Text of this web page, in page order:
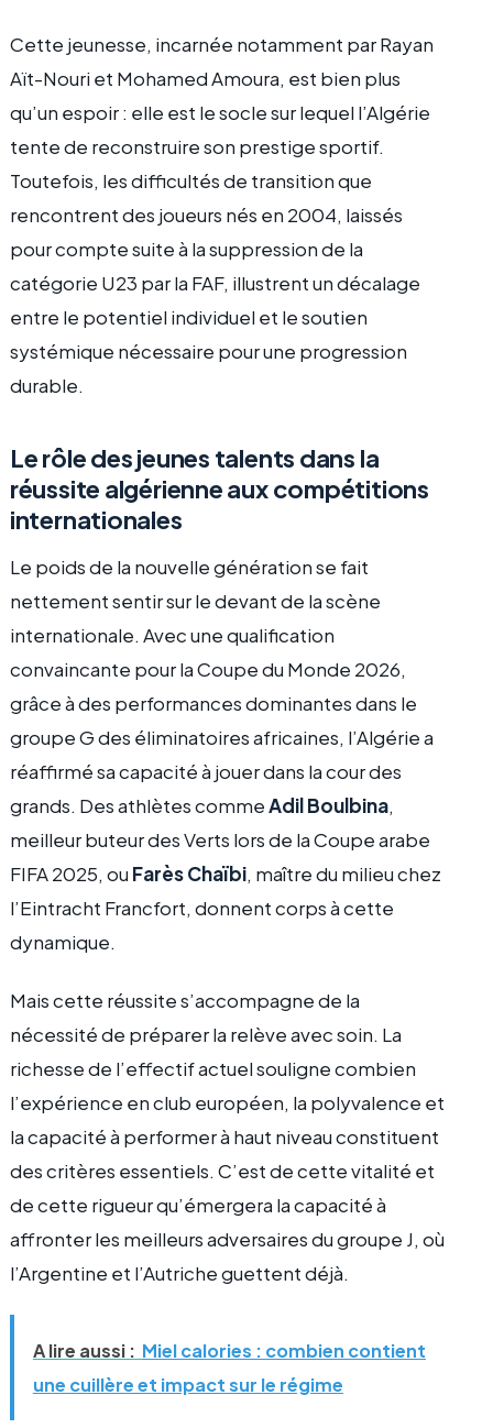
Cette jeunesse, incarnée notamment par Rayan
Aït-Nouri et Mohamed Amoura, est bien plus
qu’un espoir : elle est le socle sur lequel l’Algérie
tente de reconstruire son prestige sportif.
Toutefois, les difficultés de transition que
rencontrent des joueurs nés en 2004, laissés
pour compte suite à la suppression de la
catégorie U23 par la FAF, illustrent un décalage
entre le potentiel individuel et le soutien
systémique nécessaire pour une progression
durable.
Le rôle des jeunes talents dans la
réussite algérienne aux compétitions
internationales
Le poids de la nouvelle génération se fait
nettement sentir sur le devant de la scène
internationale. Avec une qualification
convaincante pour la Coupe du Monde 2026,
grâce à des performances dominantes dans le
groupe G des éliminatoires africaines, l’Algérie a
réaffirmé sa capacité à jouer dans la cour des
grands. Des athlètes commeAdil Boulbina,
meilleur buteur des Verts lors de la Coupe arabe
FIFA 2025, ou Farès Chaïbi, maître du milieu chez
l’Eintracht Francfort, donnent corps à cette
dynamique.
Mais cette réussite s’accompagne de la
nécessité de préparer la relève avec soin. La
richesse de l’effectif actuel souligne combien
l’expérience en club européen, la polyvalence et
la capacité à performer à haut niveau constituent
des critères essentiels. C’est de cette vitalité et
de cette rigueur qu’émergera la capacité à
affronter les meilleurs adversaires du groupe J, où
l’Argentine et l’Autriche guettent déjà.
A lire aussi : Miel calories : combien contient
une cuillère et impact sur le régime